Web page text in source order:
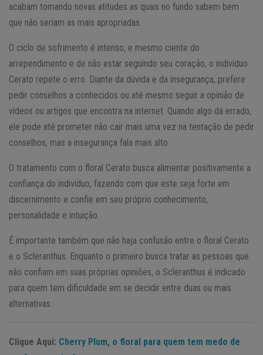
acabam tomando novas atitudes as quais no fundo sabem bem
que não seriam as mais apropriadas.
O ciclo de sofrimento é intenso, e mesmo ciente do
arrependimento e de não estar seguindo seu coração, o indivíduo
Cerato repete o erro. Diante da dúvida e da insegurança, prefere
pedir conselhos a conhecidos ou até mesmo seguir a opinião de
vídeos ou artigos que encontra na internet. Quando algo dá errado,
ele pode até prometer não cair mais uma vez na tentação de pedir
conselhos, mas a insegurança fala mais alto.
O tratamento com o floral Cerato busca alimentar positivamente a
confiança do indivíduo, fazendo com que este seja forte em
discernimento e confie em seu próprio conhecimento,
personalidade e intuição.
É importante também que não haja confusão entre o floral Cerato
e o Scleranthus. Enquanto o primeiro busca tratar as pessoas que
não confiam em suas próprias opiniões, o Scleranthus é indicado
para quem tem dificuldade em se decidir entre duas ou mais
alternativas.
Clique Aqui: Cherry Plum, o floral para quem tem medo de